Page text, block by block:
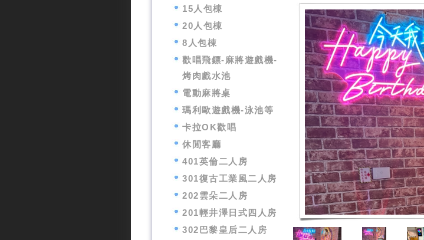
15人包棟
20人包棟
8人包棟
歡唱飛鏢-麻將遊戲機-
烤肉戲水池
電動麻將桌
瑪利歐遊戲機-泳池等
卡拉OK歡唱
休閒客廳
401英倫二人房
301復古工業風二人房
202雲朵二人房
201輕井澤日式四人房
302巴黎皇后二人房